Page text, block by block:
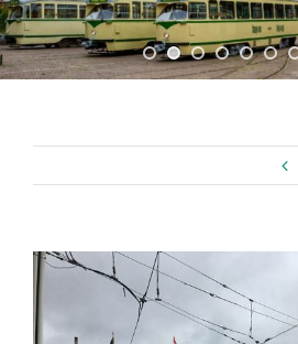
Bekijk
grotere
afbeelding